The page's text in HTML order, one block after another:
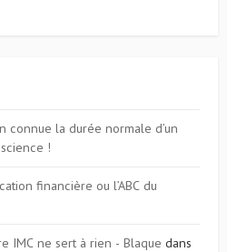
connue la durée normale d’un
!
financière ou l’ABC du
IMC ne sert à rien - Blaque dans